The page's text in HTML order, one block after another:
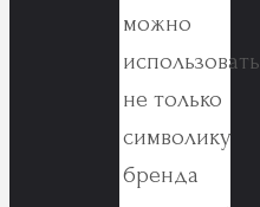
можно
использовать
не только
символику
бренда